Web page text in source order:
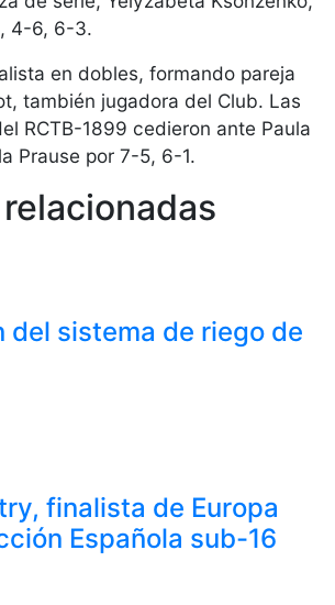
4-6, 6-3.
en dobles, formando pareja
también jugadora del Club. Las
RCTB-1899 cedieron ante Paula
Prause por 7-5, 6-1.
del sistema de riego de
finalista de Europa
Española sub-16